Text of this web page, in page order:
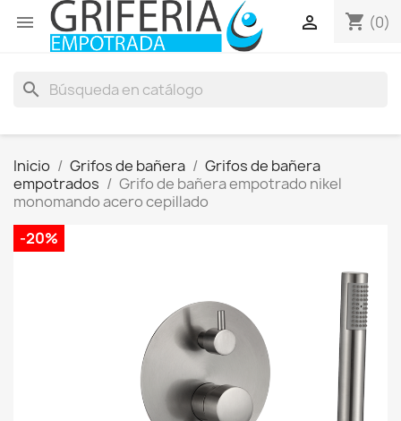
 shopping_cart (0)

search
Inicio Grifos de bañera
Grifos de bañera
empotrados
Grifo de bañera empotrado nikel
monomando acero cepillado
-20%